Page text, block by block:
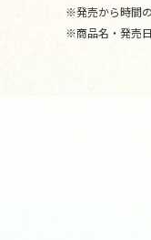
※発売から時間
※商品名・発売